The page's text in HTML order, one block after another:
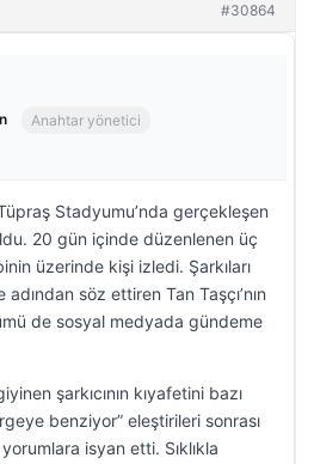
#30864
Anahtar yönetici
Stadyumu’nda gerçekleşen
20 gün içinde düzenlenen üç
üzerinde kişi izledi. Şarkıları
söz ettiren Tan Taşçı’nın
de sosyal medyada gündeme
şarkıcının kıyafetini bazı
benziyor” eleştirileri sonrası
yorumlara isyan etti. Sıklıkla